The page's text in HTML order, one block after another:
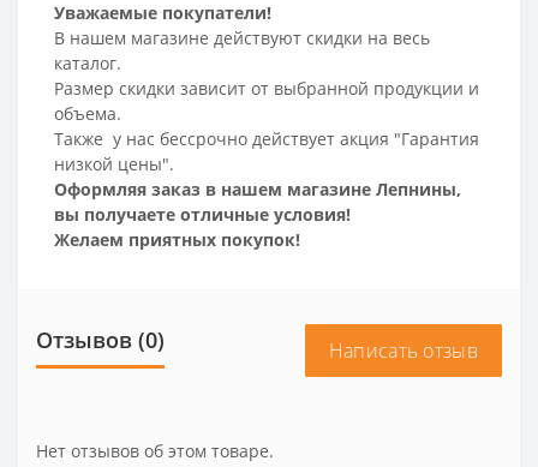
Уважаемые покупатели!
В нашем магазине действуют скидки на весь
каталог.
Размер скидки зависит от выбранной продукции и
объема.
Также у нас бессрочно действует акция "Гарантия
низкой цены".
Оформляя заказ в нашем магазине Лепнины,
вы получаете отличные условия!
Желаем приятных покупок!
Отзывов (0) Написать отзыв
Нет отзывов об этом товаре.